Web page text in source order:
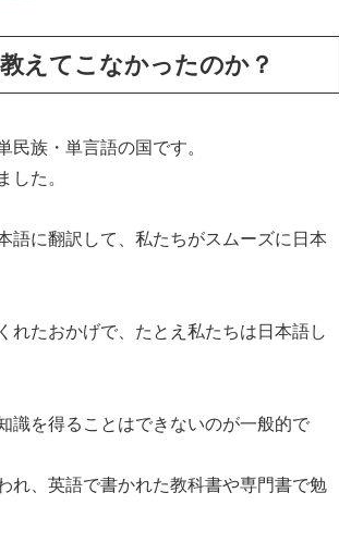
えてこなかったのか？
民族・単言語の国です。
した。
語に翻訳して、私たちがスムーズに日本
れたおかげで、たとえ私たちは日本語し
識を得ることはできないのが一般的で
れ、英語で書かれた教科書や専門書で勉